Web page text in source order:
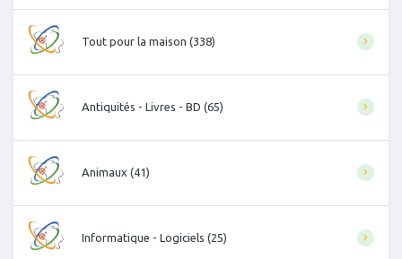
Tout pour la maison (338)
Antiquités - Livres - BD (65)
Animaux (41)
Informatique - Logiciels (25)